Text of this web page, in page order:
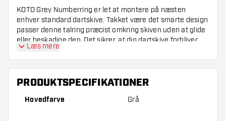
KOTO Grey Numberring er let at montere på næsten
enhver standard dartskive. Takket være det smarte design
passer denne talring præcist omkring skiven uden at glide
eller beskadige den. Det sikrer, at din dartskive forbliver
pæn og professionel at se på, samtidig med at dit udstyr
holder længere.
Opgrader din dartskive med stil og funktionalitet
Med denne talring giver du ikke kun din dartskive et frisk,
Læs mere
PRODUKTSPECIFIKATIONER
Hovedfarve Grå